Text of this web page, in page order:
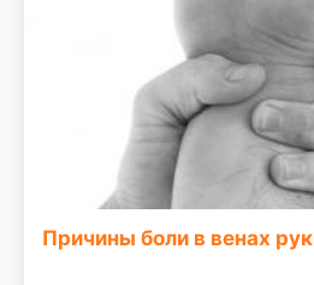
Причины боли в венах рук